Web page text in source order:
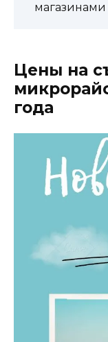
магазинами
Цены на
года